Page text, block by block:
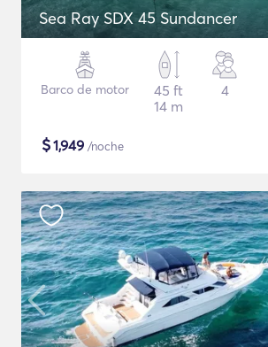
Sea Ray SDX 45 Sundancer
Barco de motor
45 ft
14 m
4
$1,949 /noche